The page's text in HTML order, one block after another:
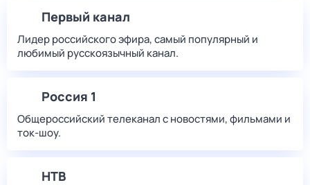
Первый канал
Лидер российского эфира, самый популярный и
любимый русскоязычный канал.
Россия 1
Общероссийский телеканал с новостями, фильмами и
ток-шоу.
НТВ